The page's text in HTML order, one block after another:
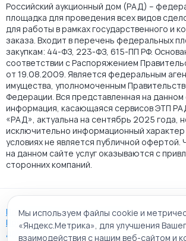
Российский аукционный дом (РАД) –
площадка для проведения всех видов
для работы в рамках государственного и
заказа. Входит в перечень федеральных
закупкам: 44-ФЗ, 223-ФЗ, 615-ПП РФ.
соответствии с Распоряжением
от 19.08.2009. Является федеральным
имущества, уполномоченным
Федерации. Вся представленная на данном
информация, касающаяся сервисов ЭТП
«РАД», актуальна на сентябрь 2025 года,
исключительно информационный характер
условиях не является публичной офертой.
на данном сайте услуг оказываются с
сторонних компаний.
Пользовательское соглашение
Политика АО "РАД" в отношении обработки
данных
Мы используем файлы cookie и
«Яндекс.Метрика», для улучшения
взаимодействия с нашим веб-сайтом и